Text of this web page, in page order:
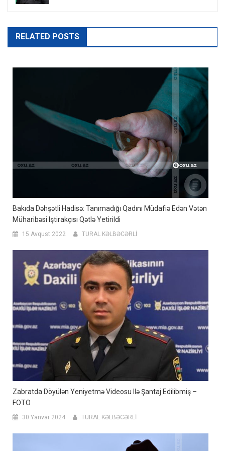
RELATED POSTS
Bakıda Dəhşətli Hadisə: Tanımadığı Qadını Müdafiə Edən Vətən
Müharibəsi Iştirakçısı Qətlə Yetirildi
15 Avqust 2022 TURAL KƏLBƏCƏRLİ
Zabratda Döyülən Yeniyetmə Videosu Ilə Şantaj Edilibmiş –
FOTO
30 Yanvar 2024 TURAL KƏLBƏCƏRLİ